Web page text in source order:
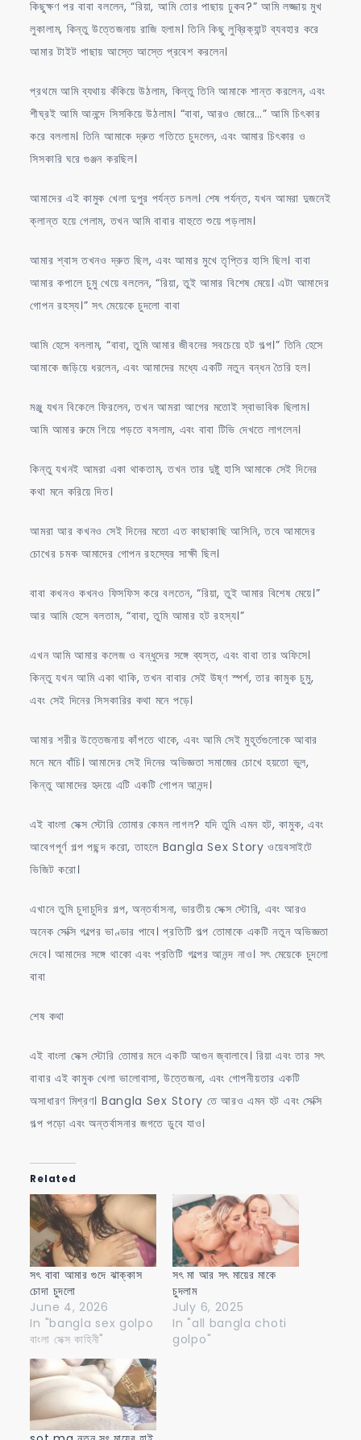
কিছুক্ষণ পর বাবা বললেন, “রিয়া, আমি তোর পাছায় ঢুকব?” আমি লজ্জায় মুখ
লুকালাম, কিন্তু উত্তেজনায় রাজি হলাম। তিনি কিছু লুব্রিক্যান্ট ব্যবহার করে
আমার টাইট পাছায় আস্তে আস্তে প্রবেশ করলেন।
প্রথমে আমি ব্যথায় কঁকিয়ে উঠলাম, কিন্তু তিনি আমাকে শান্ত করলেন, এবং
শীঘ্রই আমি আনন্দে সিসকিয়ে উঠলাম। “বাবা, আরও জোরে…” আমি চিৎকার
করে বললাম। তিনি আমাকে দ্রুত গতিতে চুদলেন, এবং আমার চিৎকার ও
সিসকারি ঘরে গুঞ্জন করছিল।
আমাদের এই কামুক খেলা দুপুর পর্যন্ত চলল। শেষ পর্যন্ত, যখন আমরা দুজনেই
ক্লান্ত হয়ে গেলাম, তখন আমি বাবার বাহুতে শুয়ে পড়লাম।
আমার শ্বাস তখনও দ্রুত ছিল, এবং আমার মুখে তৃপ্তির হাসি ছিল। বাবা
আমার কপালে চুমু খেয়ে বললেন, “রিয়া, তুই আমার বিশেষ মেয়ে। এটা আমাদের
গোপন রহস্য।” সৎ মেয়েকে চুদলো বাবা
আমি হেসে বললাম, “বাবা, তুমি আমার জীবনের সবচেয়ে হট গল্প।” তিনি হেসে
আমাকে জড়িয়ে ধরলেন, এবং আমাদের মধ্যে একটি নতুন বন্ধন তৈরি হল।
মঞ্জু যখন বিকেলে ফিরলেন, তখন আমরা আগের মতোই স্বাভাবিক ছিলাম।
আমি আমার রুমে গিয়ে পড়তে বসলাম, এবং বাবা টিভি দেখতে লাগলেন।
কিন্তু যখনই আমরা একা থাকতাম, তখন তার দুষ্টু হাসি আমাকে সেই দিনের
কথা মনে করিয়ে দিত।
আমরা আর কখনও সেই দিনের মতো এত কাছাকাছি আসিনি, তবে আমাদের
চোখের চমক আমাদের গোপন রহস্যের সাক্ষী ছিল।
বাবা কখনও কখনও ফিসফিস করে বলতেন, “রিয়া, তুই আমার বিশেষ মেয়ে।”
আর আমি হেসে বলতাম, “বাবা, তুমি আমার হট রহস্য।”
এখন আমি আমার কলেজ ও বন্ধুদের সঙ্গে ব্যস্ত, এবং বাবা তার অফিসে।
কিন্তু যখন আমি একা থাকি, তখন বাবার সেই উষ্ণ স্পর্শ, তার কামুক চুমু,
এবং সেই দিনের সিসকারির কথা মনে পড়ে।
আমার শরীর উত্তেজনায় কাঁপতে থাকে, এবং আমি সেই মুহূর্তগুলোকে আবার
মনে মনে বাঁচি। আমাদের সেই দিনের অভিজ্ঞতা সমাজের চোখে হয়তো ভুল,
কিন্তু আমাদের হৃদয়ে এটি একটি গোপন আনন্দ।
এই বাংলা সেক্স স্টোরি তোমার কেমন লাগল? যদি তুমি এমন হট, কামুক, এবং
আবেগপূর্ণ গল্প পছন্দ করো, তাহলে Bangla Sex Story ওয়েবসাইটে
ভিজিট করো।
এখানে তুমি চুদাচুদির গল্প, অন্তর্বাসনা, ভারতীয় সেক্স স্টোরি, এবং আরও
অনেক সেক্সি গল্পের ভাণ্ডার পাবে। প্রতিটি গল্প তোমাকে একটি নতুন অভিজ্ঞতা
দেবে। আমাদের সঙ্গে থাকো এবং প্রতিটি গল্পের আনন্দ নাও। সৎ মেয়েকে চুদলো
বাবা
শেষ কথা
এই বাংলা সেক্স স্টোরি তোমার মনে একটি আগুন জ্বালাবে। রিয়া এবং তার সৎ
বাবার এই কামুক খেলা ভালোবাসা, উত্তেজনা, এবং গোপনীয়তার একটি
অসাধারণ মিশ্রণ। Bangla Sex Story তে আরও এমন হট এবং সেক্সি
গল্প পড়ো এবং অন্তর্বাসনার জগতে ডুবে যাও।
Related
সৎ বাবা আমার গুদে ঝাক্কাস
চোদা চুদলো
June 4, 2026
In "bangla sex golpo
বাংলা সেক্স কাহিনী"
সৎ মা আর সৎ মায়ের মাকে
চুদলাম
July 6, 2025
In "all bangla choti
golpo"